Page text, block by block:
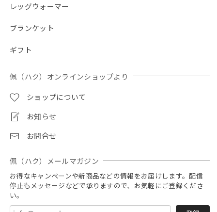
レッグウォーマー
ブランケット
ギフト
佩（ハク）オンラインショップより
ショップについて
お知らせ
お問合せ
佩（ハク）メールマガジン
お得なキャンペーンや新商品などの情報をお届けします。配信
停止もメッセージなどで承りますので、お気軽にご登録くださ
い。
ブラック（黒）
自宅のネコがハチワレなので、こちらを購入。 毎日暑く、
は凄く良いです。 もう1つ購入したいのですが、売り切れて
レちゃんと同じ柄をお選びいただき、サラッと
く思います。毎日のお出かけのお役に立ててい
ご検討いただいているとのこと、誠にありがと
たにもかかわらず、現在売り切れとなっており
入荷につきましては、商品の準備が整い次第シ
ョップにて順次再販を行ってまいりますので、